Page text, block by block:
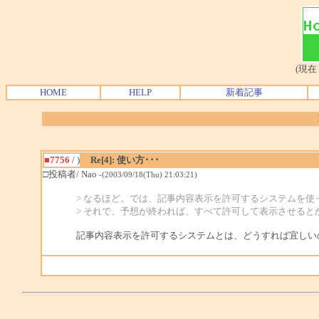
(現在
HOME HELP 新着記事
■7756 / )
Re[4]: 使い方･･･
□投稿者/ Nao -(2003/09/18(Thu) 21:03:21)
> なるほど。では、記事内容表示を許可するシステムを使
> それで、予想が終われば、すべて許可して表示させると
記事内容表示を許可するシステムとは、どうすれば宜し